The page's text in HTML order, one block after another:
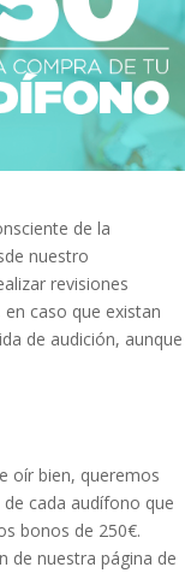
de la
nuestro
revisiones
caso que existan
de audición, aunque
oír bien, queremos
cada audífono que
bonos de 250€.
de nuestra página de